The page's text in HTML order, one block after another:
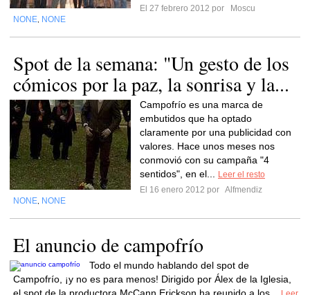
El 27 febrero 2012 por
Moscu
NONE NONE
Spot de la semana: "Un gesto de los
cómicos por la paz, la sonrisa y la...
Campofrío es una marca de
embutidos que ha optado
claramente por una publicidad con
valores. Hace unos meses nos
conmovió con su campaña "4
sentidos", en el...
Leer el resto
El 16 enero 2012 por Alfmendiz
NONE NONE
El anuncio de campofrío
Todo el mundo hablando del spot de
Campofrío, ¡y no es para menos! Dirigido por Álex de la Iglesia,